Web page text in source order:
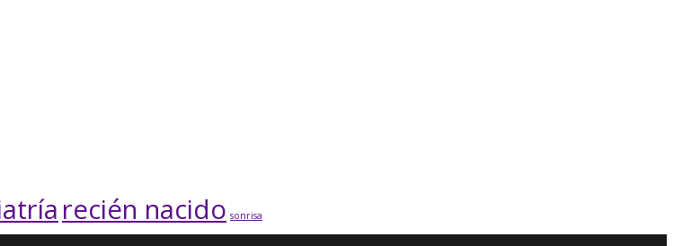
recién nacido sonrisa